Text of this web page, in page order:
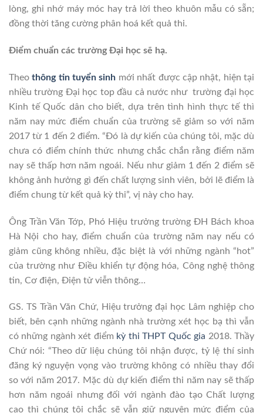
lòng, ghi nhớ máy móc hay trả lời theo khuôn mẫu có sẵn;
đồng thời tăng cường phân hoá kết quả thi.
Điểm chuẩn các trường Đại học sẽ hạ.
Theothông tin tuyển sinh mới nhất được cập nhật, hiện tại
nhiều trường Đại học top đầu cả nước như trường đại học
Kinh tế Quốc dân cho biết, dựa trên tình hình thực tế thì
năm nay mức điểm chuẩn của trường sẽ giảm so với năm
2017 từ 1 đến 2 điểm. “Đó là dự kiến của chúng tôi, mặc dù
chưa có điểm chính thức nhưng chắc chắn rằng điểm năm
nay sẽ thấp hơn năm ngoái. Nếu như giảm 1 đến 2 điểm sẽ
không ảnh hưởng gì đến chất lượng sinh viên, bởi lẽ điểm là
điểm chung từ kết quả kỳ thi”, vị này cho hay.
Ông Trần Văn Tớp, Phó Hiệu trưởng trường ĐH Bách khoa
Hà Nội cho hay, điểm chuẩn của trường năm nay nếu có
giảm cũng không nhiều, đặc biệt là với những ngành “hot”
của trường như Điều khiển tự động hóa, Công nghệ thông
tin, Cơ điện, Điện tử viễn thông…
GS. TS Trần Văn Chứ, Hiệu trưởng đại học Lâm nghiệp cho
biết, bên cạnh những ngành nhà trường xét học bạ thì vẫn
có những ngành xét điểm kỳ thi THPT Quốc gia 2018. Thầy
Chứ nói: “Theo dữ liệu chúng tôi nhận được, tỷ lệ thí sinh
đăng ký nguyện vọng vào trường không có nhiều thay đổi
so với năm 2017. Mặc dù dự kiến điểm thi năm nay sẽ thấp
hơn năm ngoái nhưng đối với ngành đào tạo Chất lượng
cao thì chúng tôi chắc sẽ vẫn giữ nguyên mức điểm của